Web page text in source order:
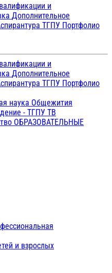
и
Дополнительное
ТГПУ Портфолио
и
Дополнительное
ТГПУ Портфолио
наука Общежития
- ТГПУ ТВ
ОБРАЗОВАТЕЛЬНЫЕ
и взрослых